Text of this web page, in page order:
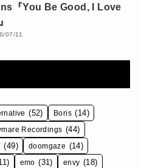
『You Be Good, I Love
07/11
(52) Boris (14)
Recordings (44)
(49) doomgaze (14)
emo (31) envy (18)